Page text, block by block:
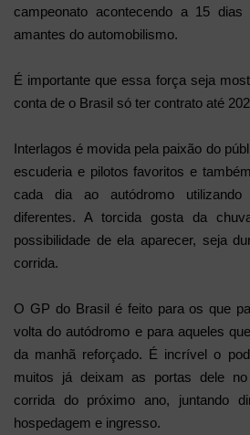
campeonato acontecendo a 15
amantes do automobilismo.
É importante que essa força seja
conta de o Brasil só ter contrato até
Interlagos é movida pela paixão do
escuderia e pilotos favoritos e
cada dia ao autódromo
diferentes. A torcida gosta da
possibilidade de ela aparecer, seja
corrida.
O GP do Brasil é feito para os que
volta do autódromo e para aqueles
da manhã reforçado. É incrível o
muitos já deixam as portas dele no
corrida do próximo ano, juntando
hospedagem e ingresso.